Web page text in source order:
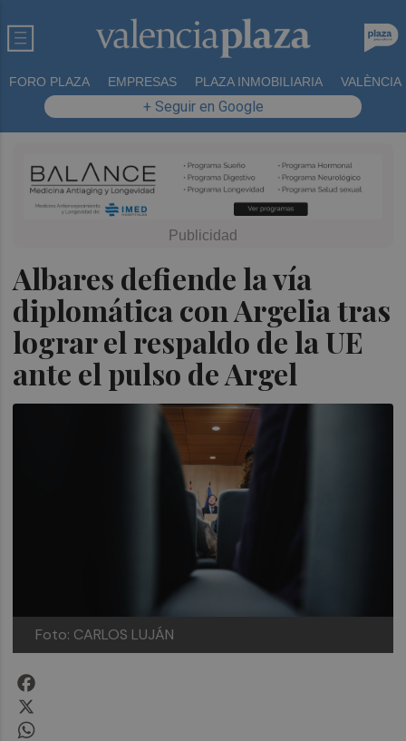
FORO PLAZA EMPRESAS PLAZA INMOBILIARIA VALÈNCIA
+ Seguir en Google
Albares defiende la vía
diplomática con Argelia tras
lograr el respaldo de la UE
ante el pulso de Argel
Foto: CARLOS LUJÁN